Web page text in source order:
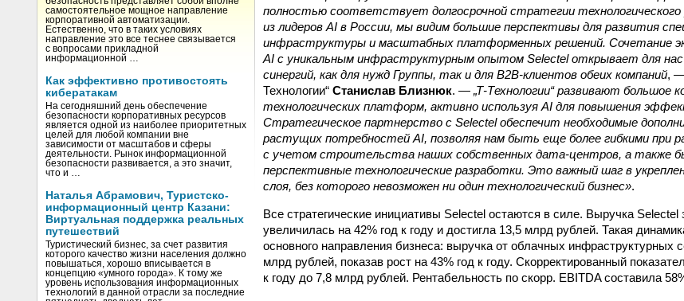
самостоятельное мощное направление
корпоративной автоматизации.
Естественно, что в таких условиях
направление это все теснее связывается
с вопросами прикладной
информационной …
Как эффективно противостоять
кибератакам
На сегодняшний день обеспечение
безопасности корпоративных ресурсов
является одной из наиболее приоритетных
целей для любой компании вне
зависимости от масштабов и сферы
деятельности. Рынок информационной
безопасности развивается, а это значит,
что и …
Наталья Абрамович, Туристско-
информационный центр Казани:
Виртуальная поддержка реальных
путешествий
Туристический бизнес, за счет развития
которого качество жизни населения должно
повышаться, хорошо вписывается в
концепцию «умного города». К тому же
уровень использования информационных
технологий в данной отрасли за последние
полностью соответствует долгосрочной стратегии технологического
из лидеров AI в России, мы видим большие перспективы для развития
инфраструктуры и масштабных платформенных решений. Сочетание
AI с уникальным инфраструктурным опытом Selectel открывает для
синергий, как для нужд Группы, так и для B2B-клиентов обеих компаний, —
Технологии“ Станислав Близнюк. — „Т-Технологии“ развивают большое
технологических платформ, активно используя AI для повышения
Стратегическое партнерство с Selectel обеспечит необходимые
растущих потребностей AI, позволяя нам быть еще более гибкими при
с учетом строительства наших собственных дата-центров, а также
перспективные технологические разработки. Это важный шаг в
слоя, без которого невозможен ни один технологический бизнес».
Все стратегические инициативы Selectel остаются в силе. Выручка Selectel
увеличилась на 42% год к году и достигла 13,5 млрд рублей. Такая
основного направления бизнеса: выручка от облачных инфраструктурных
млрд рублей, показав рост на 43% год к году. Скорректированный
к году до 7,8 млрд рублей. Рентабельность по скорр. EBITDA составила